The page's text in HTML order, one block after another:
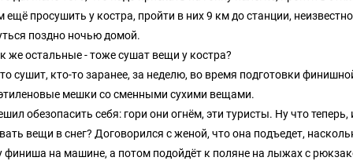
ещё просушить у костра, пройти в них 9 км до станции,
поздно ночью домой.
же остальные - тоже сушат вещи у костра?
сушит, кто-то заранее, за неделю, во время подготовки
мешки со сменными сухими вещами.
обезопасить себя: гори они огнём, эти туристы. Ну что теперь,
вещи в снег? Договорился с женой, что она подъедет,
финиша на машине, а потом подойдёт к поляне на лыжах с